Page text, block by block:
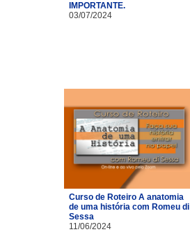
IMPORTANTE.
03/07/2024
Curso de Roteiro A anatomia
de uma história com Romeu di
Sessa
11/06/2024